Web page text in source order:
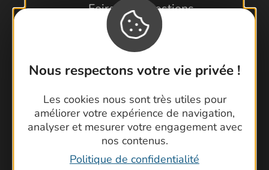
Nous respectons votre vie privée !
Les cookies nous sont très utiles pour
améliorer votre expérience de navigation,
analyser et mesurer votre engagement avec
nos contenus.
Politique de confidentialité
Foire aux questions
Brochures
Cartoguides et Topoguides
Latitude Gard